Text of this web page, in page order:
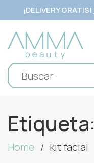
¡DELIVERY GRATIS!
Etiqueta:
Home kit facial